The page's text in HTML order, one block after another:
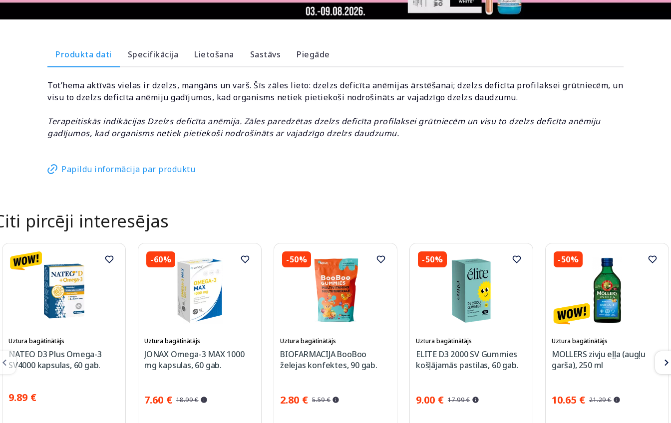
Produkta dati Specifikācija Lietošana Sastāvs Piegāde
Tot’hema aktīvās vielas ir dzelzs, mangāns un varš. Šīs zāles lieto: dzelzs deficīta anēmijas ārstēšanai; dzelzs deficīta profilaksei grūtniecēm, un
visu to dzelzs deficīta anēmiju gadījumos, kad organisms netiek pietiekoši nodrošināts ar vajadzīgo dzelzs daudzumu.
Terapeitiskās indikācijas Dzelzs deficīta anēmija. Zāles paredzētas dzelzs deficīta profilaksei grūtniecēm un visu to dzelzs deficīta anēmiju
gadījumos, kad organisms netiek pietiekoši nodrošināts ar vajadzīgo dzelzs daudzumu.
Papildu informācija par produktu
pircēji interesējas
Uztura bagātinātājs
NATEO D3 Plus Omega-3
SV4000 kapsulas, 60 gab.
9.89 €
-60%
Uztura bagātinātājs
JONAX Omega-3 MAX 1000
mg kapsulas, 60 gab.
7.60 € 18.99 €
-50%
Uztura bagātinātājs
BIOFARMACIJA BooBoo
želejas konfektes, 90 gab.
2.80 € 5.59 €
-50%
Uztura bagātinātājs
ELITE D3 2000 SV Gummies
košļājamās pastilas, 60 gab.
9.00 € 17.99 €
-50%
Uztura bagātinātājs
MOLLERS zivju eļļa (augļu
garša), 250 ml
10.65 € 21.29 €